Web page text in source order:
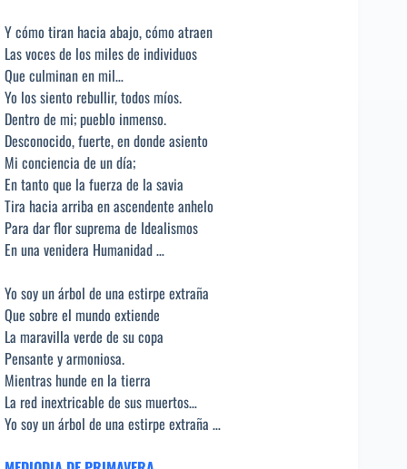
Y cómo tiran hacia abajo, cómo atraen
Las voces de los miles de individuos
Que culminan en mil…
Yo los siento rebullir, todos míos.
Dentro de mi; pueblo inmenso.
Desconocido, fuerte, en donde asiento
Mi conciencia de un día;
En tanto que la fuerza de la savia
Tira hacia arriba en ascendente anhelo
Para dar flor suprema de Idealismos
En una venidera Humanidad …
Yo soy un árbol de una estirpe extraña
Que sobre el mundo extiende
La maravilla verde de su copa
Pensante y armoniosa.
Mientras hunde en la tierra
La red inextricable de sus muertos…
Yo soy un árbol de una estirpe extraña …